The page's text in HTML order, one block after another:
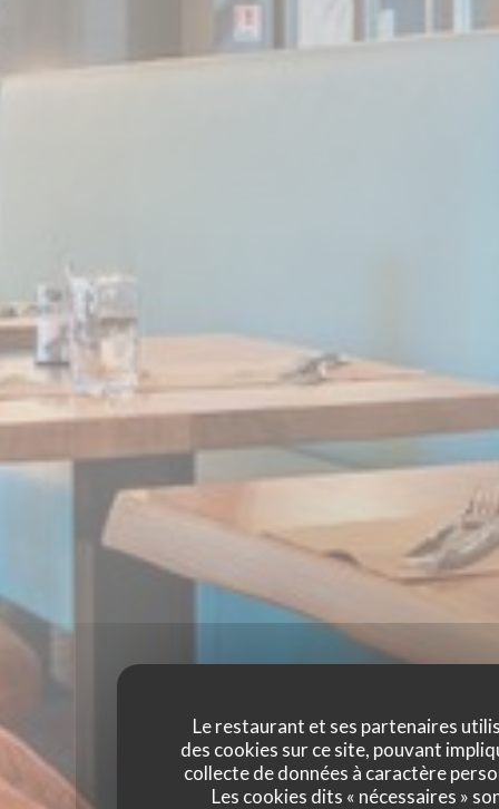
Le restaurant et ses partenaires
des cookies sur ce site, pouvant
collecte de données à caractère
Les cookies dits « nécessaires »